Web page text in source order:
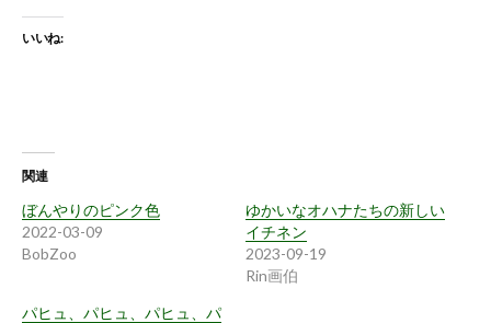
いいね:
関連
ぼんやりのピンク色
2022-03-09
BobZoo
ゆかいなオハナたちの新しい
イチネン
2023-09-19
Rin画伯
パヒュ、パヒュ、パヒュ、パ